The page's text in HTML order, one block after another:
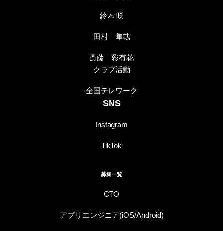
鈴木 咲
田村 隼哉
斎藤 彩有花
クラブ活動
全国テレワーク
SNS
Instagram
TikTok
募集一覧
CTO
アプリエンジニア(iOS/Android)